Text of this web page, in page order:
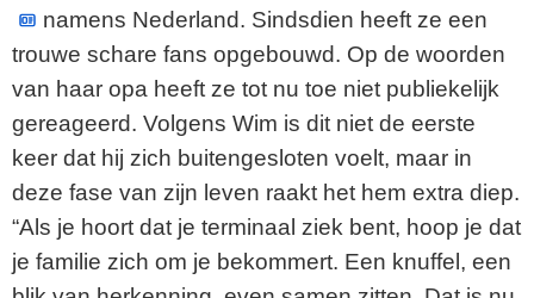
namens Nederland. Sindsdien heeft ze een
trouwe schare fans opgebouwd. Op de woorden
van haar opa heeft ze tot nu toe niet publiekelijk
gereageerd. Volgens Wim is dit niet de eerste
keer dat hij zich buitengesloten voelt, maar in
deze fase van zijn leven raakt het hem extra diep.
“Als je hoort dat je terminaal ziek bent, hoop je dat
je familie zich om je bekommert. Een knuffel, een